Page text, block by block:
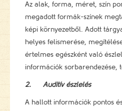
Az alak, forma, méret, szín
megadott formák-színek
képi környezetből. Adott
helyes felismerése,
értelmes egészként való
információk sorbarendezése,
2. Auditív észlelés
A hallott információk pontos